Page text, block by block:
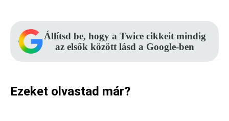
Állítsd be, hogy a Twice cikkeit mindig
az elsők között lásd a Google-ben
Ezeket olvastad már?